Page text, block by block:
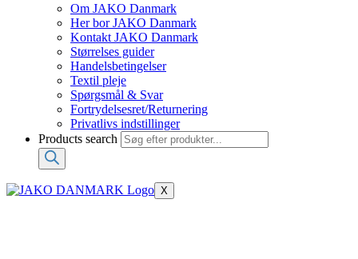
Om JAKO Danmark
Her bor JAKO Danmark
Kontakt JAKO Danmark
Størrelses guider
Handelsbetingelser
Textil pleje
Spørgsmål & Svar
Fortrydelsesret/Returnering
Privatlivs indstillinger
Products search
X